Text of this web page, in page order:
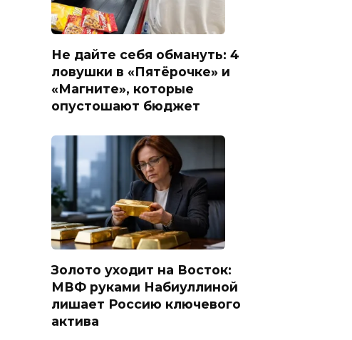
Не дайте себя обмануть: 4
ловушки в «Пятёрочке» и
«Магните», которые
опустошают бюджет
Золото уходит на Восток:
МВФ руками Набиуллиной
лишает Россию ключевого
актива